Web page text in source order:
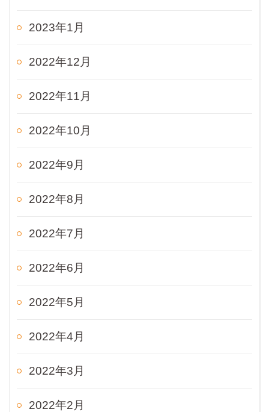
2023年1月
2022年12月
2022年11月
2022年10月
2022年9月
2022年8月
2022年7月
2022年6月
2022年5月
2022年4月
2022年3月
2022年2月